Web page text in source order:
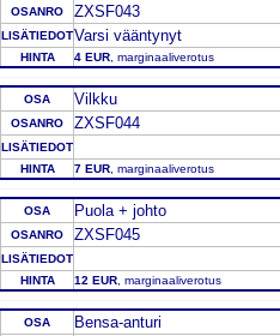
OSANRO ZXSF043
LISÄTIEDOTVarsi vääntynyt
HINTA 4 EUR , marginaaliverotus
OSA Vilkku
OSANRO ZXSF044
LISÄTIEDOT
HINTA
7 EUR , marginaaliverotus
OSA Puola + johto
OSANRO ZXSF045
LISÄTIEDOT
HINTA
12 EUR , marginaaliverotus
OSA Bensa-anturi